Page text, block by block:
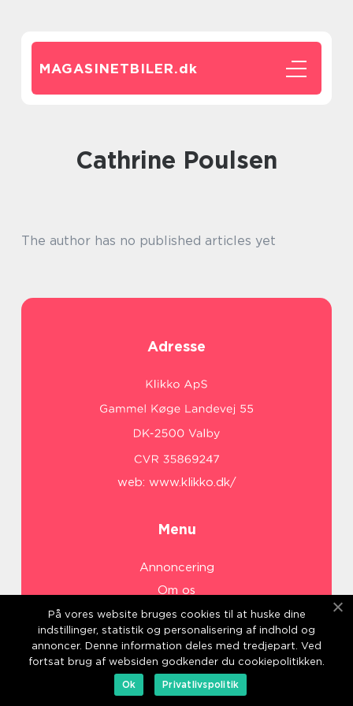
MAGASINETBILER.dk
Cathrine Poulsen
The author has no published articles yet
Adresse
web: www.klikko.dk/
Menu
Annoncering
Om os
Cookies
Kontakt os
Sitemap
På vores website bruges cookies til at huske dine
indstillinger, statistik og personalisering af indhold og
annoncer. Denne information deles med tredjepart. Ved
fortsat brug af websiden godkender du cookiepolitikken.
Ok
Privatlivspolitik